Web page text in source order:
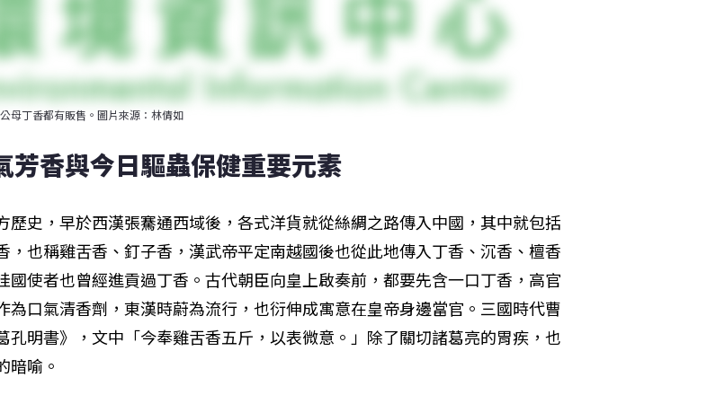
母丁香都有販售。圖片來源：林倩如
芳香與今日驅蟲保健重要元素
歷史，早於西漢張騫通西域後，各式洋貨就從絲綢之路傳入中國，其中就包括
，也稱雞舌香、釘子香，漢武帝平定南越國後也從此地傳入丁香、沉香、檀香
國使者也曾經進貢過丁香。古代朝臣向皇上啟奏前，都要先含一口丁香，高官
為口氣清香劑，東漢時蔚為流行，也衍伸成寓意在皇帝身邊當官。三國時代曹
孔明書》，文中「今奉雞舌香五斤，以表微意。」除了關切諸葛亮的胃疾，也
暗喻。